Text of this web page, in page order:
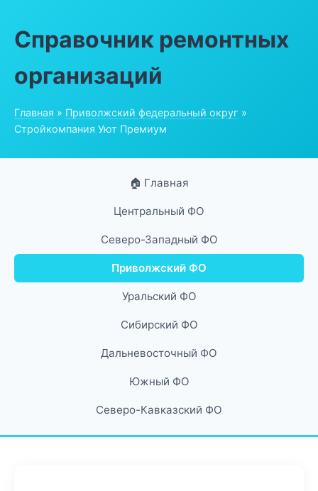
Справочник ремонтных
организаций
Главная » Приволжский федеральный округ »
Стройкомпания Уют Премиум
🏠 Главная
Центральный ФО
Северо-Западный ФО
Приволжский ФО
Уральский ФО
Сибирский ФО
Дальневосточный ФО
Южный ФО
Северо-Кавказский ФО